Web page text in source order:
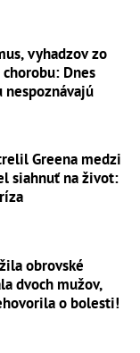
vyhadzov zo
Dnes
nespoznávajú
Greena medzi
siahnuť na život:
obrovské
dvoch mužov,
o bolesti!